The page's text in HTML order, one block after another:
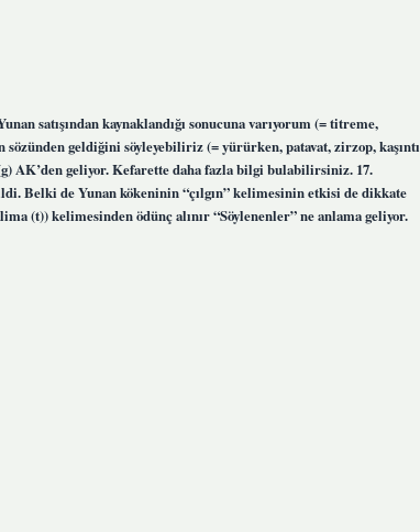
satışından kaynaklandığı sonucuna varıyorum (= titreme,
geldiğini söyleyebiliriz (= yürürken, patavat, zirzop, kaşıntı
AK’den geliyor. Kefarette daha fazla bilgi bulabilirsiniz. 17.
Belki de Yunan kökeninin “çılgın” kelimesinin etkisi de dikkate